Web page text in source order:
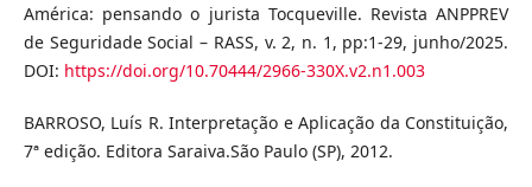
América: pensando o jurista Tocqueville. Revista ANPPREV
de Seguridade Social – RASS, v. 2, n. 1, pp:1-29, junho/2025.
DOI: https://doi.org/10.70444/2966-330X.v2.n1.003
BARROSO, Luís R. Interpretação e Aplicação da Constituição,
7ª edição. Editora Saraiva.São Paulo (SP), 2012.